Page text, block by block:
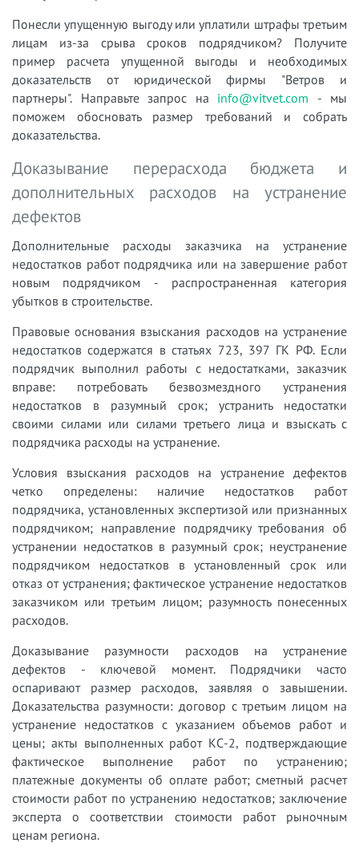
Понесли упущенную выгоду или уплатили штрафы третьим
лицам из-за срыва сроков подрядчиком? Получите
пример расчета упущенной выгоды и необходимых
доказательств от юридической фирмы "Ветров и
партнеры". Направьте запрос на info@vitvet.com - мы
поможем обосновать размер требований и собрать
доказательства.
Доказывание перерасхода бюджета и
дополнительных расходов на устранение
дефектов
Дополнительные расходы заказчика на устранение
недостатков работ подрядчика или на завершение работ
новым подрядчиком - распространенная категория
убытков в строительстве.
Правовые основания взыскания расходов на устранение
недостатков содержатся в статьях 723, 397 ГК РФ. Если
подрядчик выполнил работы с недостатками, заказчик
вправе: потребовать безвозмездного устранения
недостатков в разумный срок; устранить недостатки
своими силами или силами третьего лица и взыскать с
подрядчика расходы на устранение.
Условия взыскания расходов на устранение дефектов
четко определены: наличие недостатков работ
подрядчика, установленных экспертизой или признанных
подрядчиком; направление подрядчику требования об
устранении недостатков в разумный срок; неустранение
подрядчиком недостатков в установленный срок или
отказ от устранения; фактическое устранение недостатков
заказчиком или третьим лицом; разумность понесенных
расходов.
Доказывание разумности расходов на устранение
дефектов - ключевой момент. Подрядчики часто
оспаривают размер расходов, заявляя о завышении.
Доказательства разумности: договор с третьим лицом на
устранение недостатков с указанием объемов работ и
цены; акты выполненных работ КС-2, подтверждающие
фактическое выполнение работ по устранению;
платежные документы об оплате работ; сметный расчет
стоимости работ по устранению недостатков; заключение
эксперта о соответствии стоимости работ рыночным
ценам региона.